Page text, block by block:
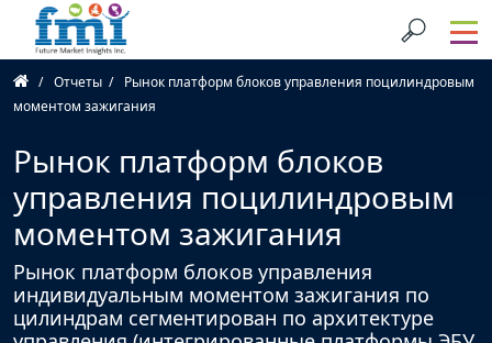
Отчеты
Рынок платформ блоков управления поцилиндровым
моментом зажигания
Рынок платформ блоков
управления поцилиндровым
моментом зажигания
Рынок платформ блоков управления
индивидуальным моментом зажигания по
цилиндрам сегментирован по архитектуре